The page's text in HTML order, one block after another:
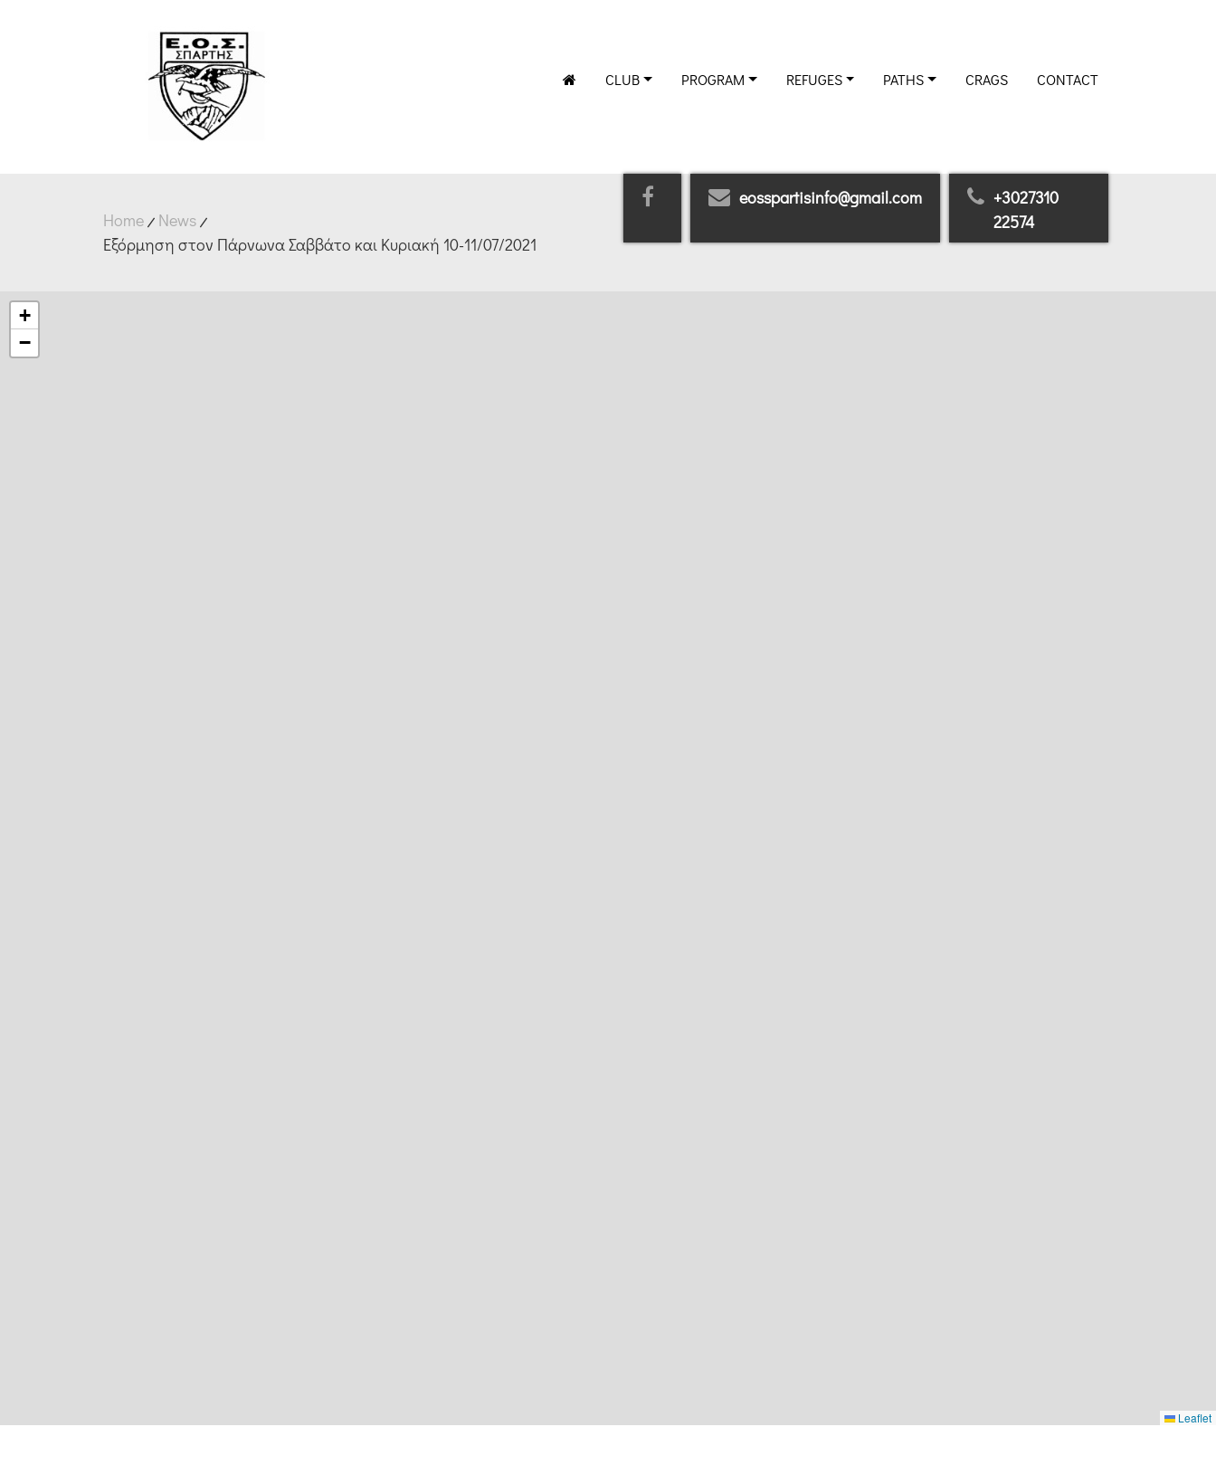
CLUB PROGRAM REFUGES PATHS CRAGS CONTACT
Home
News
Εξόρμηση στον Πάρνωνα Σαββάτο και Κυριακή 10-11/07/2021
eosspartisinfo@gmail.com
+3027310
22574
+
−
Leaflet